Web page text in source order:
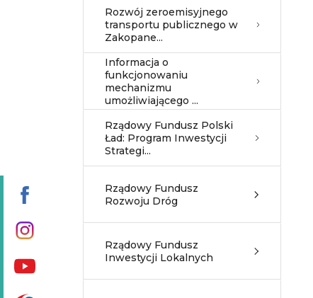
Rozwój zeroemisyjnego
transportu publicznego w
Zakopane...
Informacja o
funkcjonowaniu
mechanizmu
umożliwiającego ...
Rządowy Fundusz Polski
Ład: Program Inwestycji
Strategi...
Rządowy Fundusz
Rozwoju Dróg
Rządowy Fundusz
Inwestycji Lokalnych